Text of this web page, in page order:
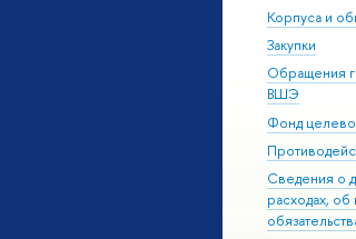
Корпуса и
Закупки
Обращения
ВШЭ
Фонд
Сведения о
расходах,